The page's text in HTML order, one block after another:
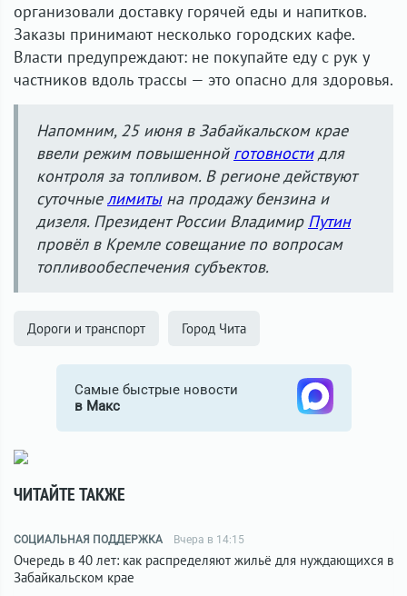
организовали доставку горячей еды и напитков.
Заказы принимают несколько городских кафе.
Власти предупреждают: не покупайте еду с рук у
частников вдоль трассы — это опасно для здоровья.
Напомним, 25 июня в Забайкальском крае
ввели режим повышенной готовностидля
контроля за топливом. В регионе действуют
суточныелимитына продажу бензина и
дизеля. Президент России Владимир Путин
провёл в Кремле совещание по вопросам
топливообеспечения субъектов.
Дороги и транспорт Город Чита
Самые быстрые новости
в Макс
ЧИТАЙТЕ ТАКЖЕ
СОЦИАЛЬНАЯ ПОДДЕРЖКА Вчера в 14:15
Очередь в 40 лет: как распределяют жильё для нуждающихся в
Забайкальском крае